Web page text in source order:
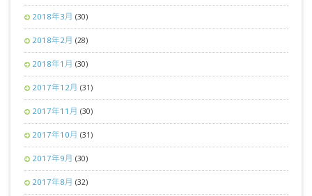
2018年3月 (30)
2018年2月 (28)
2018年1月 (30)
2017年12月 (31)
2017年11月 (30)
2017年10月 (31)
2017年9月 (30)
2017年8月 (32)